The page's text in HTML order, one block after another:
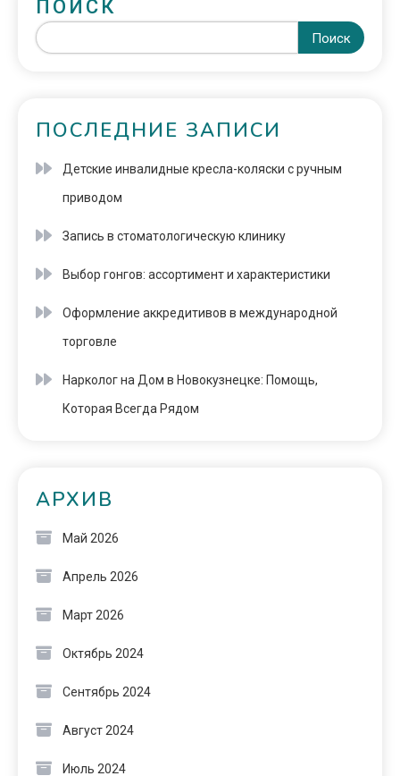
ПОИСК
Поиск
ПОСЛЕДНИЕ ЗАПИСИ
Детские инвалидные кресла-коляски с ручным
приводом
Запись в стоматологическую клинику
Выбор гонгов: ассортимент и характеристики
Оформление аккредитивов в международной
торговле
Нарколог на Дом в Новокузнецке: Помощь,
Которая Всегда Рядом
АРХИВ
Май 2026
Апрель 2026
Март 2026
Октябрь 2024
Сентябрь 2024
Август 2024
Июль 2024